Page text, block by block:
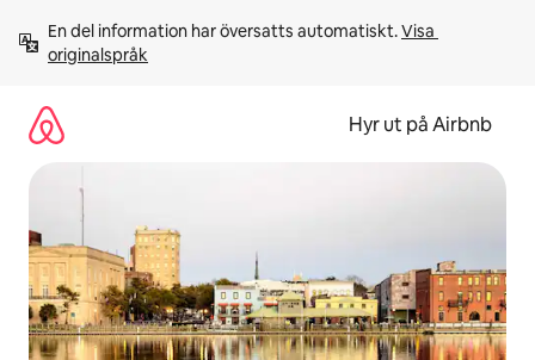
innehåll
En del information har översatts automatiskt. Visa
originalspråk
Hyr ut på Airbnb